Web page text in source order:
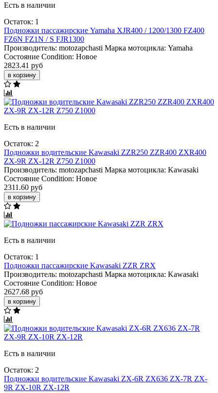
Есть в наличии
Остаток: 1
Подножки пассажирские Yamaha XJR400 / 1200/1300 FZ400
FZ6N FZ1N / S FJR1300
Производитель: motozapchasti Марка мотоцикла: Yamaha
Состояние Condition: Новое
2823.41 руб
в корзину
Есть в наличии
Остаток: 2
Подножки водительские Kawasaki ZZR250 ZZR400 ZXR400
ZX-9R ZX-12R Z750 Z1000
Производитель: motozapchasti Марка мотоцикла: Kawasaki
Состояние Condition: Новое
2311.60 руб
в корзину
Есть в наличии
Остаток: 1
Подножки пассажирские Kawasaki ZZR ZRX
Производитель: motozapchasti Марка мотоцикла: Kawasaki
Состояние Condition: Новое
2627.68 руб
в корзину
Есть в наличии
Остаток: 2
Подножки водительские Kawasaki ZX-6R ZX636 ZX-7R ZX-
9R ZX-10R ZX-12R